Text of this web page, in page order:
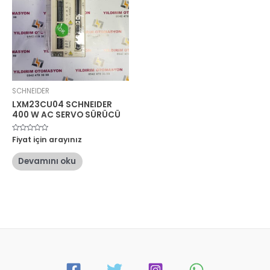
SCHNEIDER
LXM23CU04 SCHNEIDER
400 W AC SERVO SÜRÜCÜ
5
üzerinden
oy
aldı
Fiyat için arayınız
Devamını oku